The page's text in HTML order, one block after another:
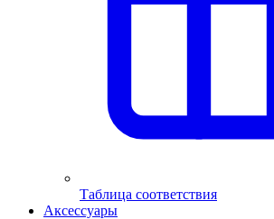
Таблица соответствия
Аксессуары